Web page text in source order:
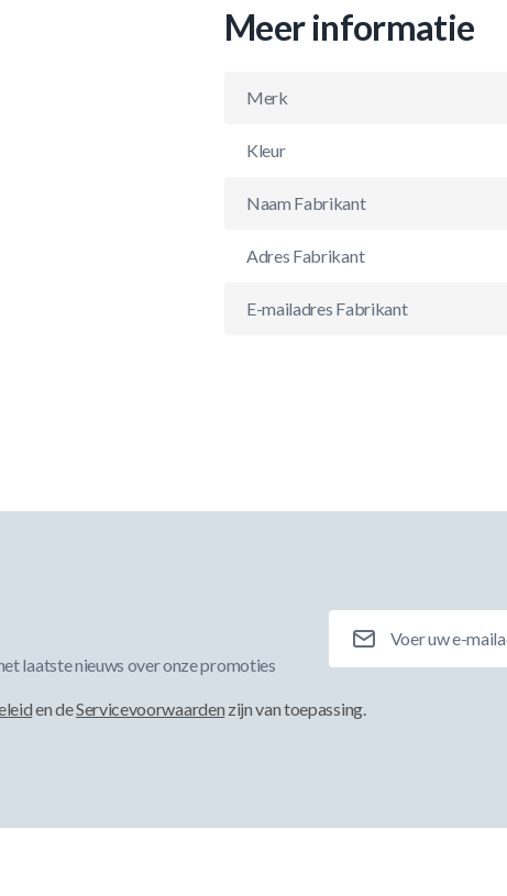
Meer informatie
Merk
Kleur
Naam Fabrikant
Adres Fabrikant
E-mailadres Fabrikant
laatste nieuws over onze promoties
en deServicevoorwaarden zijn van toepassing.